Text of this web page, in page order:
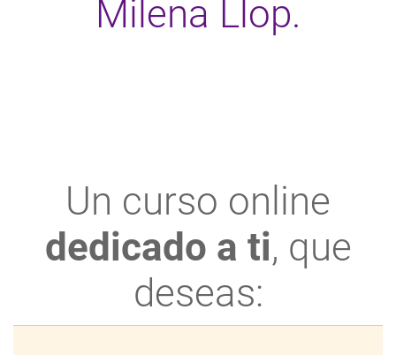
Milena Llop.
Un curso online
dedicado a ti, que
deseas: